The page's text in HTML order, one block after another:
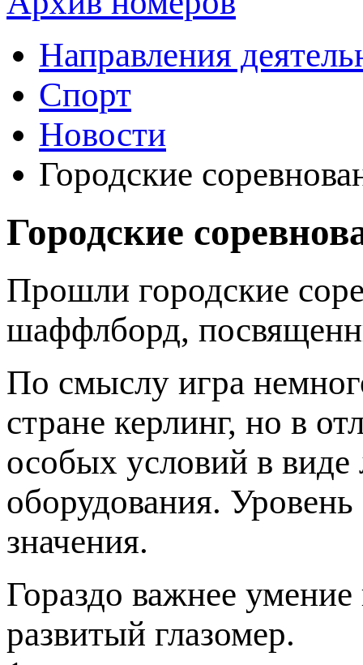
Направления
Спорт
Новости
Городские
Городские
Прошли городские
шаффлборд,
По смыслу игра
стране керлинг, но в
особых условий в
оборудования.
значения.
Гораздо важнее
развитый глазомер.